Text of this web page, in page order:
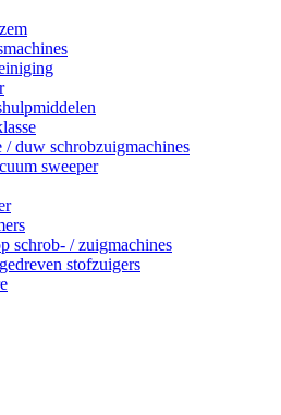
/ duw schrobzuigmachines
sweeper
schrob- / zuigmachines
stofzuigers